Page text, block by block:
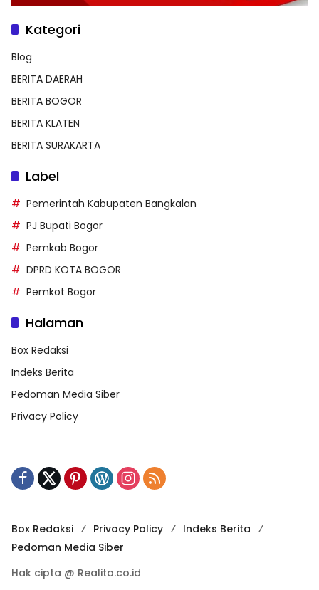
Kategori
Blog
BERITA DAERAH
BERITA BOGOR
BERITA KLATEN
BERITA SURAKARTA
Label
Pemerintah Kabupaten Bangkalan
PJ Bupati Bogor
Pemkab Bogor
DPRD KOTA BOGOR
Pemkot Bogor
Halaman
Box Redaksi
Indeks Berita
Pedoman Media Siber
Privacy Policy
Box Redaksi Privacy Policy
Indeks Berita
Pedoman Media Siber
Hak cipta @ Realita.co.id